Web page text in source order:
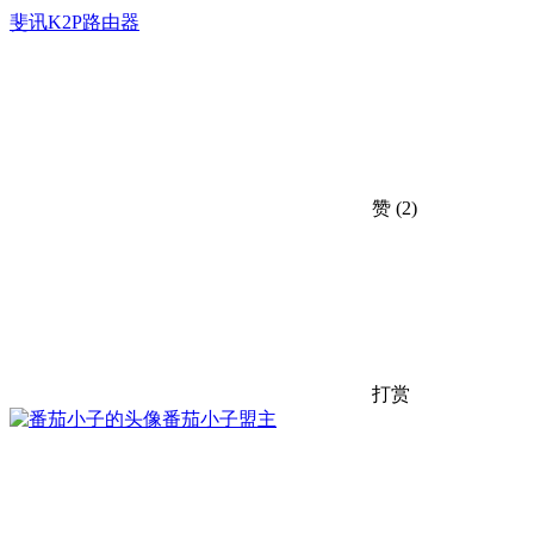
斐讯K2P路由器
赞 (2)
打赏
番茄小子盟主